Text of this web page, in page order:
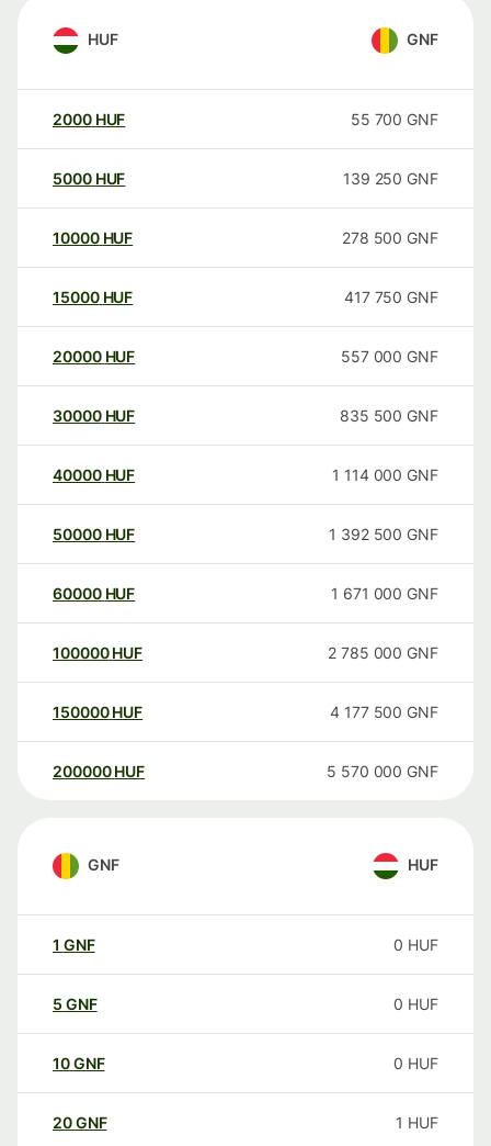
HUF GNF
2000 HUF 55 700 GNF
5000 HUF 139 250 GNF
10000 HUF 278 500 GNF
15000 HUF 417 750 GNF
20000 HUF 557 000 GNF
30000 HUF 835 500 GNF
40000 HUF 1 114 000 GNF
50000 HUF 1 392 500 GNF
60000 HUF 1 671 000 GNF
100000 HUF 2 785 000 GNF
150000 HUF 4 177 500 GNF
200000 HUF 5 570 000 GNF
GNF HUF
1 GNF 0 HUF
5 GNF 0 HUF
10GNF 0 HUF
20GNF 1 HUF